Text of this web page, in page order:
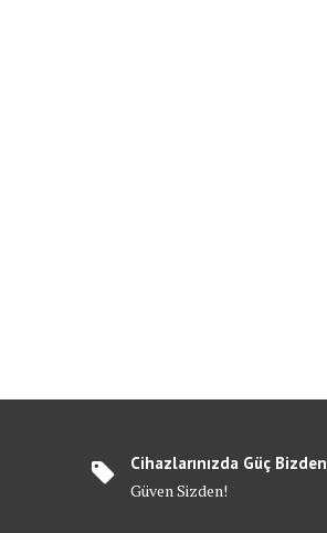
Cihazlarınızda Güç Bizden
Güven Sizden!